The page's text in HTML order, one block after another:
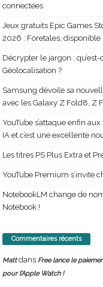
connectées
Jeux gratuits Epic Games
2026 : Foretales, disponible
Décrypter le jargon : qu’est-
Géolocalisation ?
Samsung dévoile sa
avec les Galaxy Z Fold8, Z
YouTube s’attaque enfin
IA et c’est une excellente
Les titres PS Plus Extra et
YouTube Premium s’invite
NotebookLM change de
Notebook !
Commentaires récents
Mattdans Free lance le
pour l’Apple Watch !